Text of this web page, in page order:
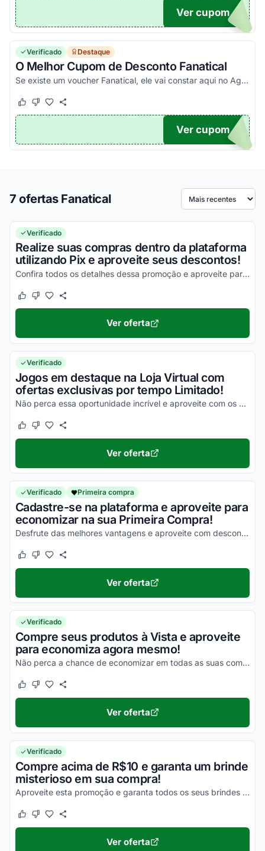
AL10
Ver cupom
Verificado Destaque
O Melhor Cupom de Desconto Fanatical
Se existe um voucher Fanatical, ele vai constar aqui no Agora Cupom. Pegue seu código promocional e confira!
Este cupom funcionou
Este cupom não funcionou
TICO
Ver cupom
7 ofertas Fanatical Ordenar por
Verificado
Realize suas compras dentro da plataforma
utilizando Pix e aproveite seus descontos!
Confira todos os detalhes dessa promoção e aproveite para economizar agora mesmo!
Este cupom funcionou
Este cupom não funcionou
Ver oferta
Verificado
Jogos em destaque na Loja Virtual com
ofertas exclusivas por tempo Limitado!
Não perca essa oportunidade incrível e aproveite com os melhores descontos!
Este cupom funcionou
Este cupom não funcionou
Ver oferta
Verificado Primeira compra
Cadastre-se na plataforma e aproveite para
economizar na sua Primeira Compra!
Desfrute das melhores vantagens e aproveite com descontos incríveis!
Este cupom funcionou
Este cupom não funcionou
Ver oferta
Verificado
Compre seus produtos à Vista e aproveite
para economiza agora mesmo!
Não perca a chance de economizar em todas as suas compras e aproveite com as melhores vantagens ainda hoje!
Este cupom funcionou
Este cupom não funcionou
Ver oferta
Verificado
Compre acima de R$10 e garanta um brinde
misterioso em sua compra!
Aproveite esta promoção e garanta todos os seus brindes agora mesmo no site!
Este cupom funcionou
Este cupom não funcionou
Ver oferta